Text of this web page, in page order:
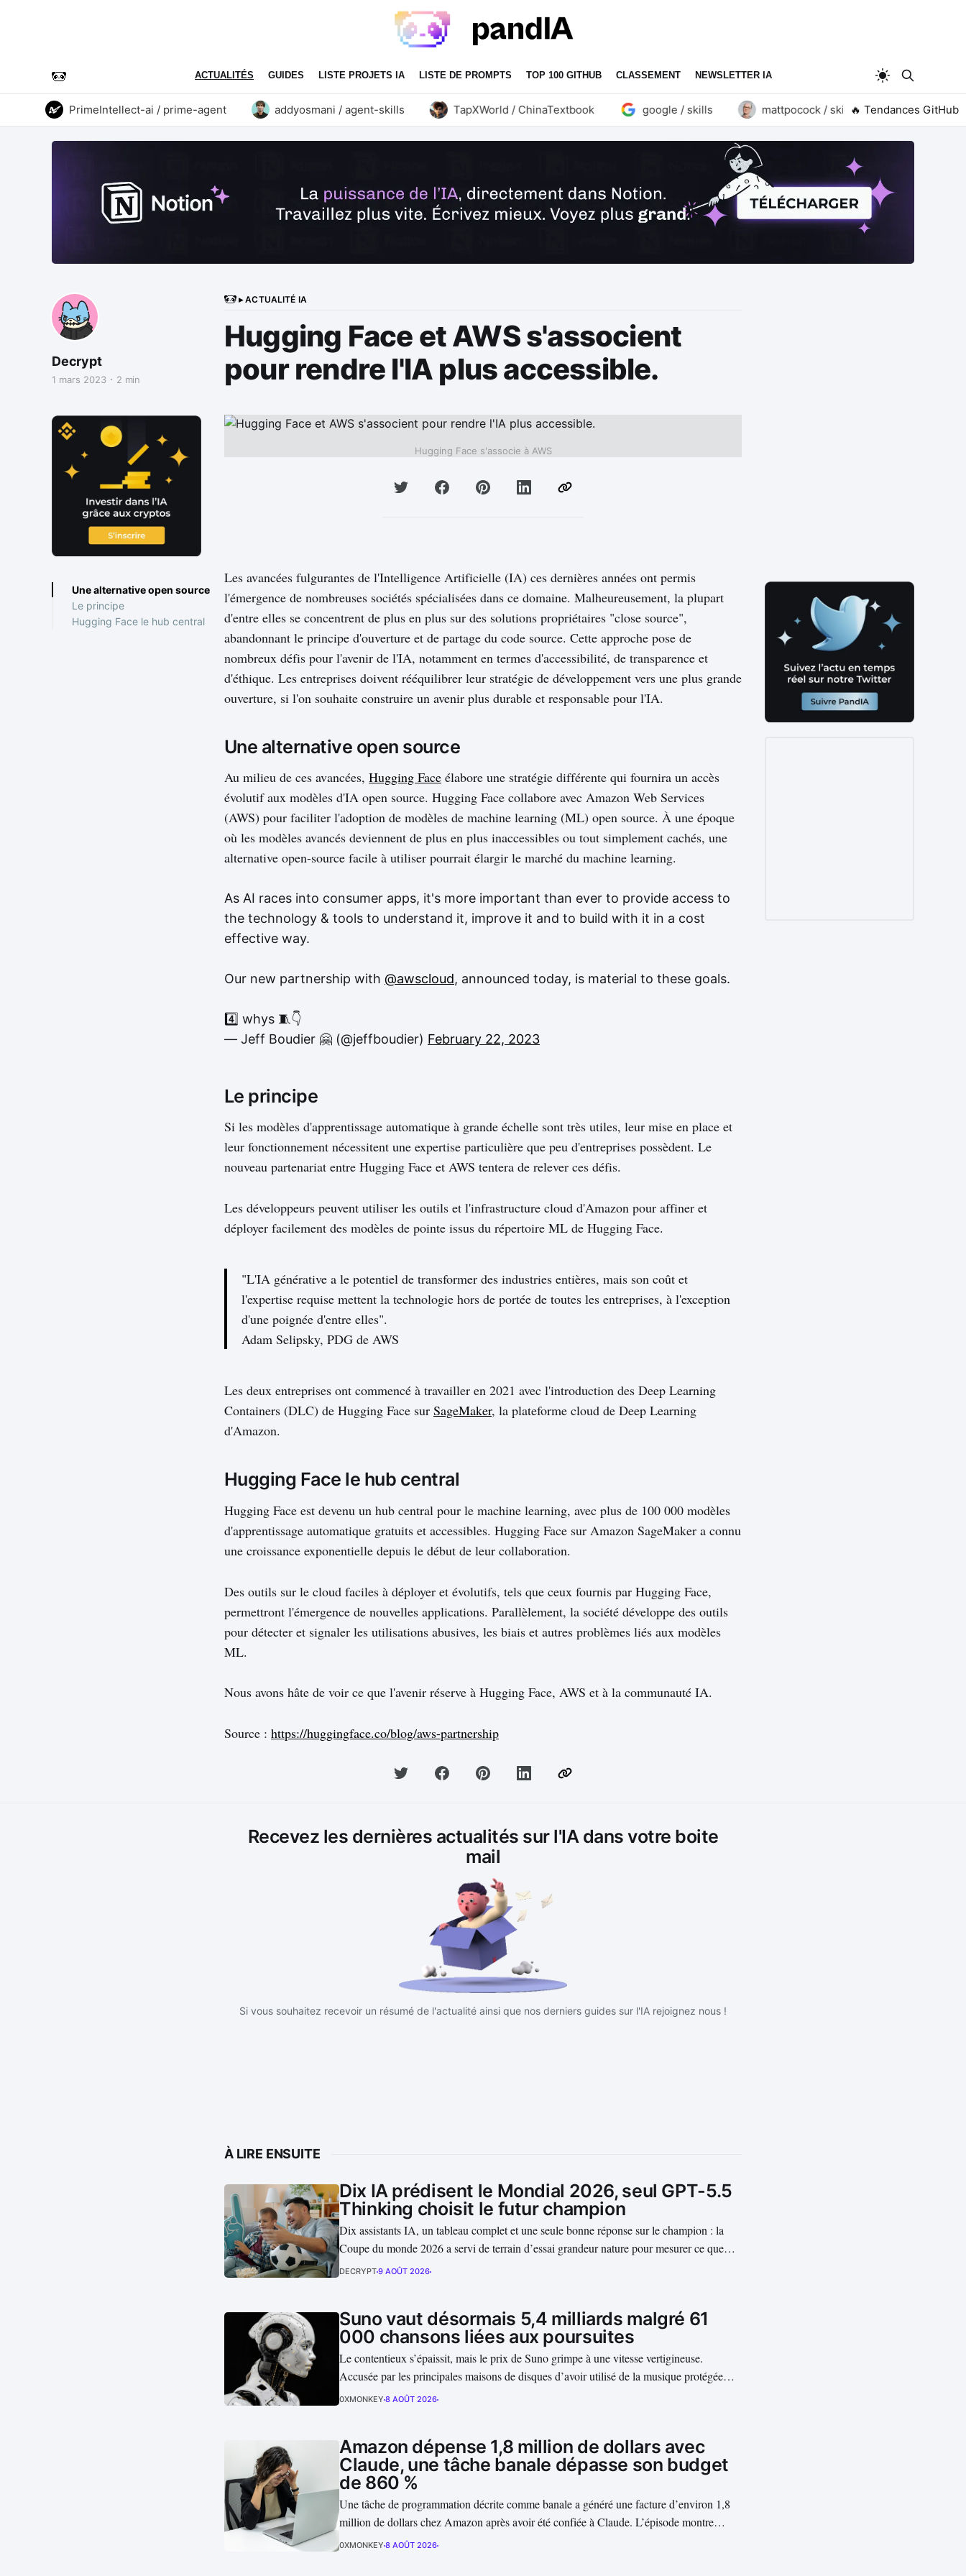
ACTUALITÉS GUIDES LISTE PROJETS IA LISTE DE PROMPTS TOP 100 GITHUB CLASSEMENT NEWSLETTER IA
PrimeIntellect-ai / prime-agent addyosmani / agent-skills TapXWorld / ChinaTextbook google / skills mattpocock / skills goauthentik /
🔥 Tendances GitHub
▸ ACTUALITÉ IA
Hugging Face et AWS s'associent
pour rendre l'IA plus accessible.
Decrypt
1 mars 2023 2 min
Hugging Face s'associe à AWS
Une alternative open source
Le principe
Hugging Face le hub central
Les avancées fulgurantes de l'Intelligence Artificielle (IA) ces dernières années ont permis
l'émergence de nombreuses sociétés spécialisées dans ce domaine. Malheureusement, la plupart
d'entre elles se concentrent de plus en plus sur des solutions propriétaires "close source",
abandonnant le principe d'ouverture et de partage du code source. Cette approche pose de
nombreux défis pour l'avenir de l'IA, notamment en termes d'accessibilité, de transparence et
d'éthique. Les entreprises doivent rééquilibrer leur stratégie de développement vers une plus grande
ouverture, si l'on souhaite construire un avenir plus durable et responsable pour l'IA.
Une alternative open source
Au milieu de ces avancées, Hugging Face élabore une stratégie différente qui fournira un accès
évolutif aux modèles d'IA open source. Hugging Face collabore avec Amazon Web Services
(AWS) pour faciliter l'adoption de modèles de machine learning (ML) open source. À une époque
où les modèles avancés deviennent de plus en plus inaccessibles ou tout simplement cachés, une
alternative open-source facile à utiliser pourrait élargir le marché du machine learning.
As AI races into consumer apps, it's more important than ever to provide access to
the technology & tools to understand it, improve it and to build with it in a cost
effective way.
Our new partnership with @awscloud, announced today, is material to these goals.
4️⃣ whys 🧵👇
— Jeff Boudier 🤗 (@jeffboudier) February 22, 2023
Le principe
Si les modèles d'apprentissage automatique à grande échelle sont très utiles, leur mise en place et
leur fonctionnement nécessitent une expertise particulière que peu d'entreprises possèdent. Le
nouveau partenariat entre Hugging Face et AWS tentera de relever ces défis.
Les développeurs peuvent utiliser les outils et l'infrastructure cloud d'Amazon pour affiner et
déployer facilement des modèles de pointe issus du répertoire ML de Hugging Face.
"L'IA générative a le potentiel de transformer des industries entières, mais son coût et
l'expertise requise mettent la technologie hors de portée de toutes les entreprises, à l'exception
d'une poignée d'entre elles".
Adam Selipsky, PDG de AWS
Les deux entreprises ont commencé à travailler en 2021 avec l'introduction des Deep Learning
Containers (DLC) de Hugging Face sur SageMaker, la plateforme cloud de Deep Learning
d'Amazon.
Hugging Face le hub central
Hugging Face est devenu un hub central pour le machine learning, avec plus de 100 000 modèles
d'apprentissage automatique gratuits et accessibles. Hugging Face sur Amazon SageMaker a connu
une croissance exponentielle depuis le début de leur collaboration.
Des outils sur le cloud faciles à déployer et évolutifs, tels que ceux fournis par Hugging Face,
permettront l'émergence de nouvelles applications. Parallèlement, la société développe des outils
pour détecter et signaler les utilisations abusives, les biais et autres problèmes liés aux modèles
ML.
Nous avons hâte de voir ce que l'avenir réserve à Hugging Face, AWS et à la communauté IA.
Source : https://huggingface.co/blog/aws-partnership
Recevez les dernières actualités sur l'IA dans votre boite
mail
Si vous souhaitez recevoir un résumé de l'actualité ainsi que nos derniers guides sur l'IA rejoignez nous !
À LIRE ENSUITE
Dix IA prédisent le Mondial 2026, seul GPT-5.5
Thinking choisit le futur champion
Dix assistants IA, un tableau complet et une seule bonne réponse sur le champion : la
Coupe du monde 2026 a servi de terrain d’essai grandeur nature pour mesurer ce que
valent réellement les modèles lorsqu’ils doivent raisonner sous incertitude. GPT-5.5
DECRYPT9 AOÛT 2026
Suno vaut désormais 5,4 milliards malgré 61
000 chansons liées aux poursuites
Le contentieux s’épaissit, mais le prix de Suno grimpe à une vitesse vertigineuse.
Accusée par les principales maisons de disques d’avoir utilisé de la musique protégée
pour entraîner ses modèles, la startup vient pourtant de franchir un nouveau cap financier
0XMONKEY 8 AOÛT 2026
Amazon dépense 1,8 million de dollars avec
Claude, une tâche banale dépasse son budget
de 860 %
Une tâche de programmation décrite comme banale a généré une facture d’environ 1,8
million de dollars chez Amazon après avoir été confiée à Claude. L’épisode montre
comment un agent de code peut transformer quelques modifications automatisées en
0XMONKEY 8 AOÛT 2026